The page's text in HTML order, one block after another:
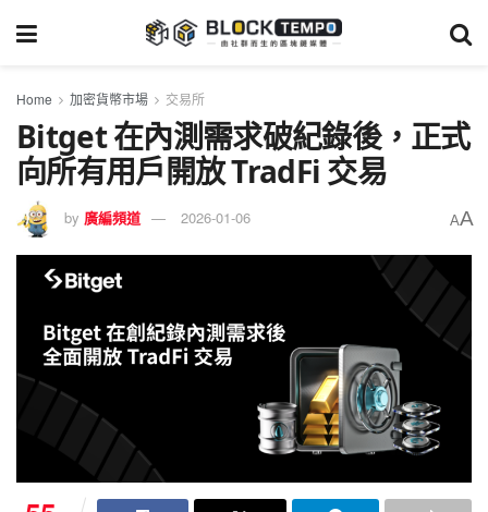
Home 加密貨幣市場 交易所
Bitget 在內測需求破紀錄後，正式
向所有用戶開放 TradFi 交易
by 廣編頻道 2026-01-06 AA